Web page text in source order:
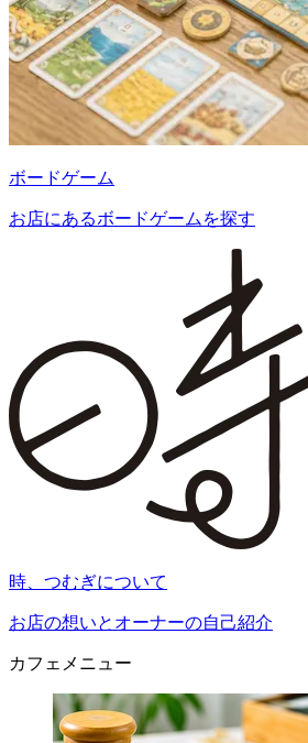
ボードゲーム
お店にあるボードゲームを探す
時、つむぎについて
お店の想いとオーナーの自己紹介
カフェメニュー